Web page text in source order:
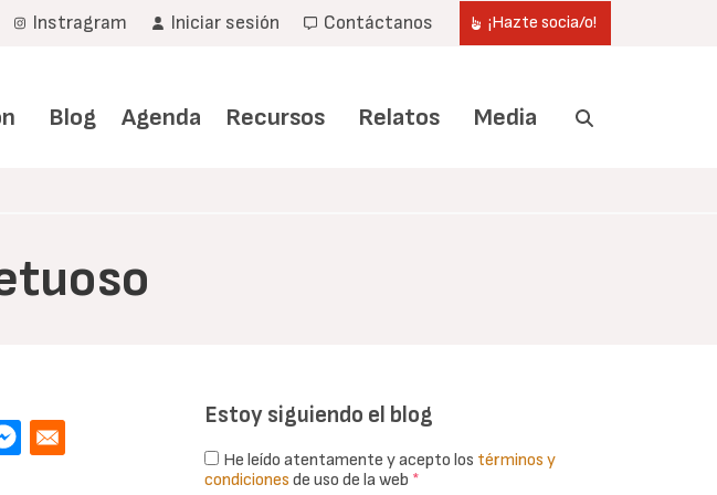
Instragram Iniciar sesión Contáctanos ¡Hazte socia/o!
Blog Agenda Recursos Relatos Media
Estoy siguiendo el blog
He leído atentamente y acepto los términos y
condiciones de uso de la web *